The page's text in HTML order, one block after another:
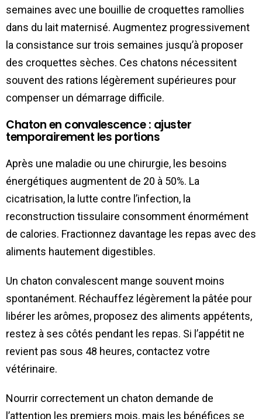
semaines avec une bouillie de croquettes ramollies
dans du lait maternisé. Augmentez progressivement
la consistance sur trois semaines jusqu’à proposer
des croquettes sèches. Ces chatons nécessitent
souvent des rations légèrement supérieures pour
compenser un démarrage difficile.
Chaton en convalescence : ajuster
temporairement les portions
Après une maladie ou une chirurgie, les besoins
énergétiques augmentent de 20 à 50%. La
cicatrisation, la lutte contre l’infection, la
reconstruction tissulaire consomment énormément
de calories. Fractionnez davantage les repas avec des
aliments hautement digestibles.
Un chaton convalescent mange souvent moins
spontanément. Réchauffez légèrement la pâtée pour
libérer les arômes, proposez des aliments appétents,
restez à ses côtés pendant les repas. Si l’appétit ne
revient pas sous 48 heures, contactez votre
vétérinaire.
Nourrir correctement un chaton demande de
l’attention les premiers mois, mais les bénéfices se